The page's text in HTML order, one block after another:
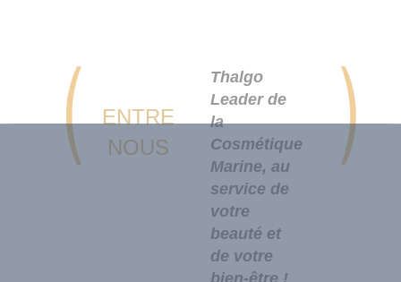
ENTRE
NOUS
Thalgo
Leader de
la
Cosmétique
Marine, au
service de
votre
beauté et
de votre
bien-être !